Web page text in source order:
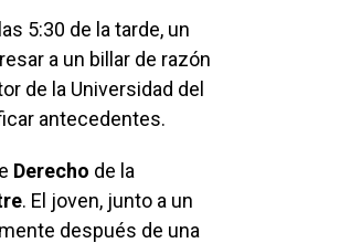
5:30 de la tarde, un
a un billar de razón
de la Universidad del
antecedentes.
Derecho de la
. El joven, junto a un
después de una